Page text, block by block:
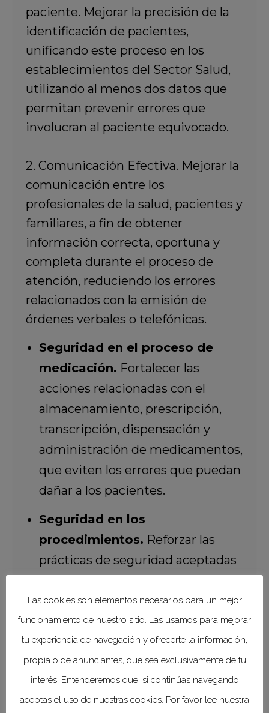
paciente. Mejorar la precisión de la
identificación de pacientes,
unificando este proceso en los
establecimientos del Sector Salud,
utilizando al menos dos datos que
permitan prevenir errores que
involucran al paciente equivocado.
2. Comunicación Efectiva. Mejorar la
comunicación entre los
profesionales de la salud, pacientes y
familiares, a fin de obtener
información correcta, oportuna y
completa durante el proceso de
atención, reduciendo los errores
relacionados con la emisión de
órdenes verbales o telefónicas.
Seguridad en el proceso de
medicación. Fortalecer las
acciones relacionadas con el
almacenamiento, prescripción,
transcripción, dispensación y
administración de medicamentos,
que eviten los errores que puedan
dañar a los pacientes.
Seguridad en los
procedimientos. Reforzar las
prácticas de seguridad aceptadas
eventos adversos para evitar la
presencia de eventos centinela
derivados de la práctica quirúrgica
y procedimientos de alto riesgo
fuera del quirófano.
Las cookies son elementos necesarios para un mejor
funcionamiento de nuestro sitio. Las usamos para mejorar
tu experiencia de navegación y ofrecerte la información,
propia o de anunciantes, que sea exclusivamente de tu
interés. Entenderemos que, si continúas navegando
aceptas el uso de nuestras cookies. Por favor lee nuestra